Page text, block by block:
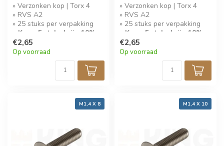
» Verzonken kop | Torx 4
» RVS A2
» 25 stuks per verpakking
» Koop 5 stuks krijg 10%
korting!
€2,65
Op voorraad
» Verzonken kop | Torx 4
» RVS A2
» 25 stuks per verpakking
» Koop 5 stuks krijg 10%
korting!
€2,65
Op voorraad
M1,4 X 8 M1,4 X 10